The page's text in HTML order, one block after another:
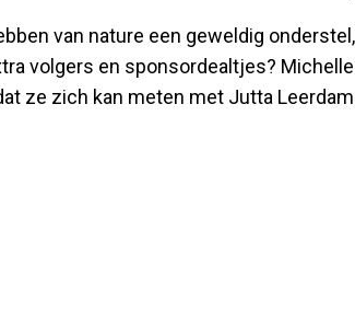
van nature een geweldig
volgers en sponsordealtjes?
ze zich kan meten met Jutta